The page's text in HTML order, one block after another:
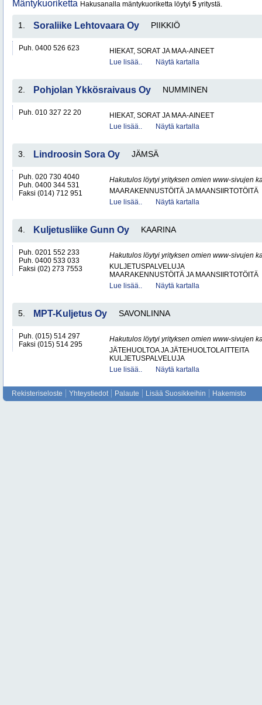
Mäntykuoriketta Hakusanalla mäntykuoriketta löytyi 5 yritystä.
1. Soraliike Lehtovaara Oy PIIKKIÖ
Puh. 0400 526 623
HIEKAT, SORAT JA MAA-AINEET
Lue lisää..
Näytä kartalla
2. Pohjolan Ykkösraivaus Oy NUMMINEN
Puh. 010 327 22 20
HIEKAT, SORAT JA MAA-AINEET
Lue lisää..
Näytä kartalla
3. Lindroosin Sora Oy JÄMSÄ
Puh. 020 730 4040
Puh. 0400 344 531
Faksi (014) 712 951
Hakutulos löytyi yrityksen omien www-sivujen
MAARAKENNUSTÖITÄ JA MAANSIIRTOTÖITÄ
Lue lisää..
Näytä kartalla
4. Kuljetusliike Gunn Oy KAARINA
Puh. 0201 552 233
Puh. 0400 533 033
Faksi (02) 273 7553
Hakutulos löytyi yrityksen omien www-sivujen
KULJETUSPALVELUJA
MAARAKENNUSTÖITÄ JA MAANSIIRTOTÖITÄ
Lue lisää..
Näytä kartalla
5. MPT-Kuljetus Oy SAVONLINNA
Puh. (015) 514 297
Faksi (015) 514 295
Hakutulos löytyi yrityksen omien www-sivujen
JÄTEHUOLTOA JA JÄTEHUOLTOLAITTEITA
KULJETUSPALVELUJA
Lue lisää..
Näytä kartalla
Rekisteriseloste Yhteystiedot Palaute Lisää Suosikkeihin Hakemisto